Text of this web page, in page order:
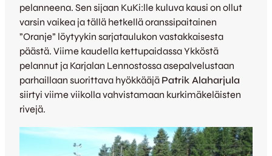
pelanneena. Sen sijaan KuKi:lle kuluva kausi on ollut
varsin vaikea ja tällä hetkellä oranssipaitainen
”Oranje” löytyykin sarjataulukon vastakkaisesta
päästä. Viime kaudella kettupaidassa Ykköstä
pelannut ja Karjalan Lennostossa asepalvelustaan
parhaillaan suorittava hyökkääjä Patrik Alaharjula
siirtyi viime viikolla vahvistamaan kurkimäkeläisten
rivejä.